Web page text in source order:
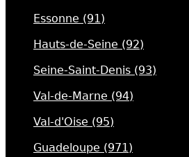
Essonne (91)
Hauts-de-Seine (92)
Seine-Saint-Denis (93)
Val-de-Marne (94)
Val-d'Oise (95)
Guadeloupe (971)